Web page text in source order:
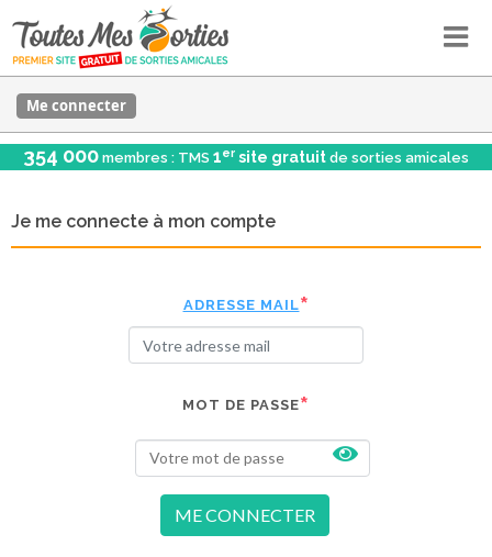
Me connecter
354 000 membres : TMS 1er site gratuit de sorties amicales
Je me connecte à mon compte
ADRESSE MAIL
MOT DE PASSE
ME CONNECTER